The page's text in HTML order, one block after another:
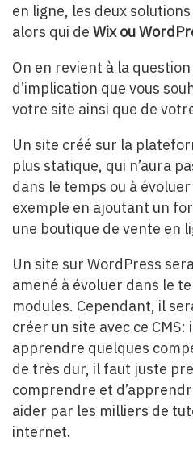
en ligne, les deux
alors qui de Wix ou
On en revient à la
d’implication que vous
votre site ainsi que de
Un site créé sur la
plus statique, qui n’aura
dans le temps ou à
exemple en ajoutant un
une boutique de vente en
Un site sur WordPress
amené à évoluer dans le
modules. Cependant, il
créer un site avec ce
apprendre quelques
de très dur, il faut juste
comprendre et
aider par les milliers de
internet.